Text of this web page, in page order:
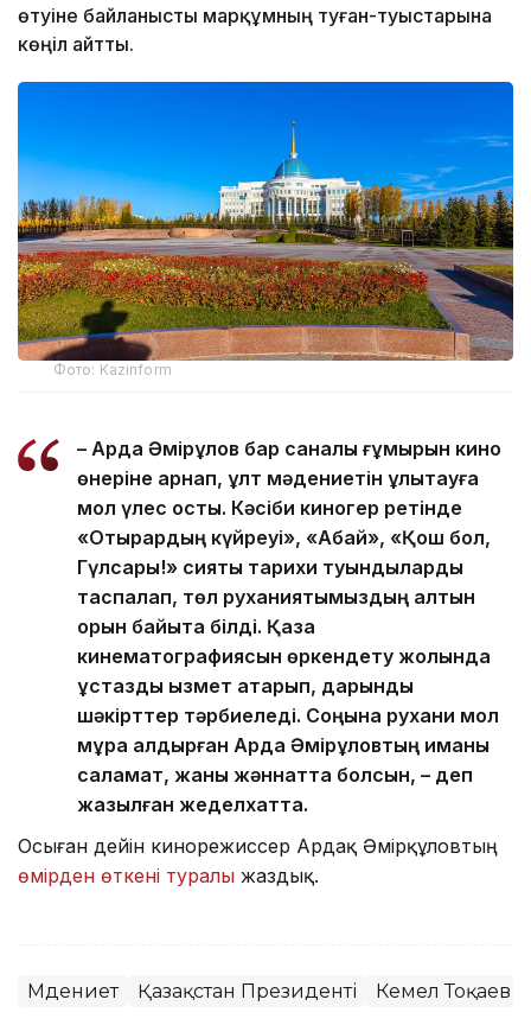
өтуіне байланысты марқұмның туған-туыстарына
көңіл айтты.
Фото: Kazinform
– Ардақ Әмірқұлов бар саналы ғұмырын кино
өнеріне арнап, ұлт мәдениетін ұлықтауға
мол үлес қосты. Кәсіби киногер ретінде
«Отырардың күйреуі», «Абай», «Қош бол,
Гүлсары!» сияқты тарихи туындыларды
таспалап, төл руханиятымыздың алтын
қорын байыта білді. Қазақ
кинематографиясын өркендету жолында
ұстаздық қызмет атқарып, дарынды
шәкірттер тәрбиеледі. Соңына рухани мол
мұра қалдырған Ардақ Әмірқұловтың иманы
саламат, жаны жәннатта болсын, – деп
жазылған жеделхатта.
Осыған дейін кинорежиссер Ардақ Әмірқұловтың
өмірден өткені туралы жаздық.
Мәдениет Қазақстан Президенті Кемел Тоқаев